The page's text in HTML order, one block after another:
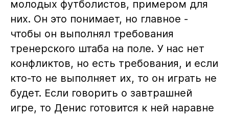
молодых футболистов, примером для
них. Он это понимает, но главное -
чтобы он выполнял требования
тренерского штаба на поле. У нас нет
конфликтов, но есть требования, и если
кто-то не выполняет их, то он играть не
будет. Если говорить о завтрашней
игре, то Денис готовится к ней наравне